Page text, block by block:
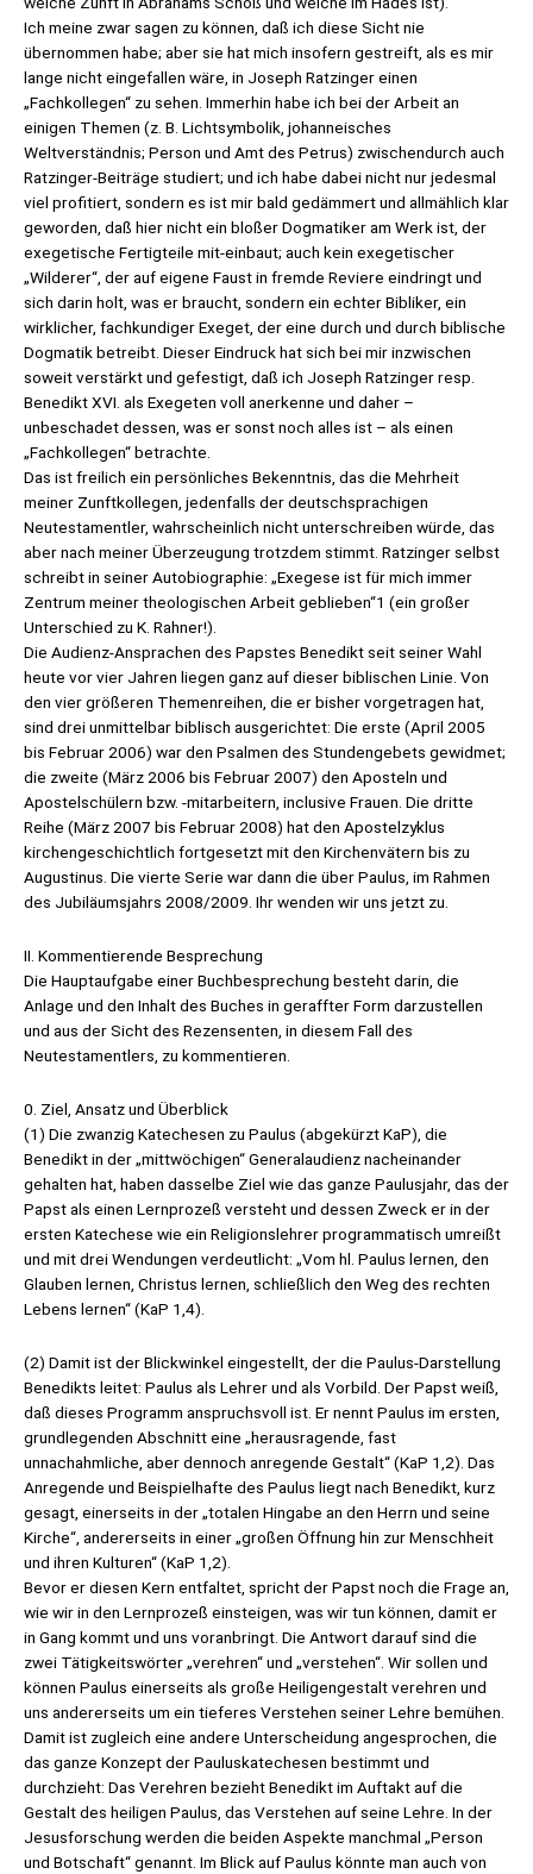
Ich meine zwar sagen zu können, daß ich diese Sicht nie
übernommen habe; aber sie hat mich insofern gestreift, als es mir
lange nicht eingefallen wäre, in Joseph Ratzinger einen
„Fachkollegen“ zu sehen. Immerhin habe ich bei der Arbeit an
einigen Themen (z. B. Lichtsymbolik, johanneisches
Weltverständnis; Person und Amt des Petrus) zwischendurch auch
Ratzinger-Beiträge studiert; und ich habe dabei nicht nur jedesmal
viel profitiert, sondern es ist mir bald gedämmert und allmählich klar
geworden, daß hier nicht ein bloßer Dogmatiker am Werk ist, der
exegetische Fertigteile mit-einbaut; auch kein exegetischer
„Wilderer“, der auf eigene Faust in fremde Reviere eindringt und
sich darin holt, was er braucht, sondern ein echter Bibliker, ein
wirklicher, fachkundiger Exeget, der eine durch und durch biblische
Dogmatik betreibt. Dieser Eindruck hat sich bei mir inzwischen
soweit verstärkt und gefestigt, daß ich Joseph Ratzinger resp.
Benedikt XVI. als Exegeten voll anerkenne und daher –
unbeschadet dessen, was er sonst noch alles ist – als einen
„Fachkollegen“ betrachte.
Das ist freilich ein persönliches Bekenntnis, das die Mehrheit
meiner Zunftkollegen, jedenfalls der deutschsprachigen
Neutestamentler, wahrscheinlich nicht unterschreiben würde, das
aber nach meiner Überzeugung trotzdem stimmt. Ratzinger selbst
schreibt in seiner Autobiographie: „Exegese ist für mich immer
Zentrum meiner theologischen Arbeit geblieben“1 (ein großer
Unterschied zu K. Rahner!).
Die Audienz-Ansprachen des Papstes Benedikt seit seiner Wahl
heute vor vier Jahren liegen ganz auf dieser biblischen Linie. Von
den vier größeren Themenreihen, die er bisher vorgetragen hat,
sind drei unmittelbar biblisch ausgerichtet: Die erste (April 2005
bis Februar 2006) war den Psalmen des Stundengebets gewidmet;
die zweite (März 2006 bis Februar 2007) den Aposteln und
Apostelschülern bzw. -mitarbeitern, inclusive Frauen. Die dritte
Reihe (März 2007 bis Februar 2008) hat den Apostelzyklus
kirchengeschichtlich fortgesetzt mit den Kirchenvätern bis zu
Augustinus. Die vierte Serie war dann die über Paulus, im Rahmen
des Jubiläumsjahrs 2008/2009. Ihr wenden wir uns jetzt zu.
II. Kommentierende Besprechung
Die Hauptaufgabe einer Buchbesprechung besteht darin, die
Anlage und den Inhalt des Buches in geraffter Form darzustellen
und aus der Sicht des Rezensenten, in diesem Fall des
Neutestamentlers, zu kommentieren.
0. Ziel, Ansatz und Überblick
(1) Die zwanzig Katechesen zu Paulus (abgekürzt KaP), die
Benedikt in der „mittwöchigen“ Generalaudienz nacheinander
gehalten hat, haben dasselbe Ziel wie das ganze Paulusjahr, das der
Papst als einen Lernprozeß versteht und dessen Zweck er in der
ersten Katechese wie ein Religionslehrer programmatisch umreißt
und mit drei Wendungen verdeutlicht: „Vom hl. Paulus lernen, den
Glauben lernen, Christus lernen, schließlich den Weg des rechten
Lebens lernen“ (KaP 1,4).
(2) Damit ist der Blickwinkel eingestellt, der die Paulus-Darstellung
Benedikts leitet: Paulus als Lehrer und als Vorbild. Der Papst weiß,
daß dieses Programm anspruchsvoll ist. Er nennt Paulus im ersten,
grundlegenden Abschnitt eine „herausragende, fast
unnachahmliche, aber dennoch anregende Gestalt“ (KaP 1,2). Das
Anregende und Beispielhafte des Paulus liegt nach Benedikt, kurz
gesagt, einerseits in der „totalen Hingabe an den Herrn und seine
Kirche“, andererseits in einer „großen Öffnung hin zur Menschheit
und ihren Kulturen“ (KaP 1,2).
Bevor er diesen Kern entfaltet, spricht der Papst noch die Frage an,
wie wir in den Lernprozeß einsteigen, was wir tun können, damit er
in Gang kommt und uns voranbringt. Die Antwort darauf sind die
zwei Tätigkeitswörter „verehren“ und „verstehen“. Wir sollen und
können Paulus einerseits als große Heiligengestalt verehren und
uns andererseits um ein tieferes Verstehen seiner Lehre bemühen.
Damit ist zugleich eine andere Unterscheidung angesprochen, die
das ganze Konzept der Pauluskatechesen bestimmt und
durchzieht: Das Verehren bezieht Benedikt im Auftakt auf die
Gestalt des heiligen Paulus, das Verstehen auf seine Lehre. In der
Jesusforschung werden die beiden Aspekte manchmal „Person
und Botschaft“ genannt. Im Blick auf Paulus könnte man auch von